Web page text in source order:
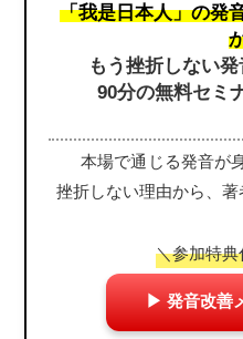
「我是日本人」の発
もう挫折しない発
90分の無料セミ
本場で通じる発音が
挫折しない理由から、著
＼参加特
▶ 発音改善